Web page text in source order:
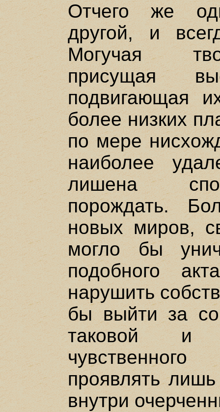
Отчего же
другой, и
Могучая
присущая
подвигающая
более низких
по мере
наиболее
лишена
порождать.
новых миров,
могло бы
подобного
нарушить
бы выйти за
таковой и
проявлять
внутри